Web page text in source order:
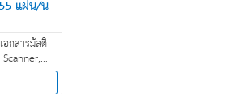
55 แผ่น/น
อกสารมัลติ
ปีเต็ม